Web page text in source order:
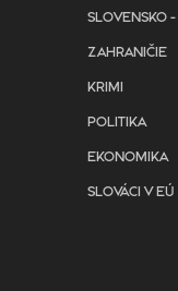
SLOVENSKO -
ZAHRANIČIE
KRIMI
POLITIKA
EKONOMIKA
SLOVÁCI V EÚ